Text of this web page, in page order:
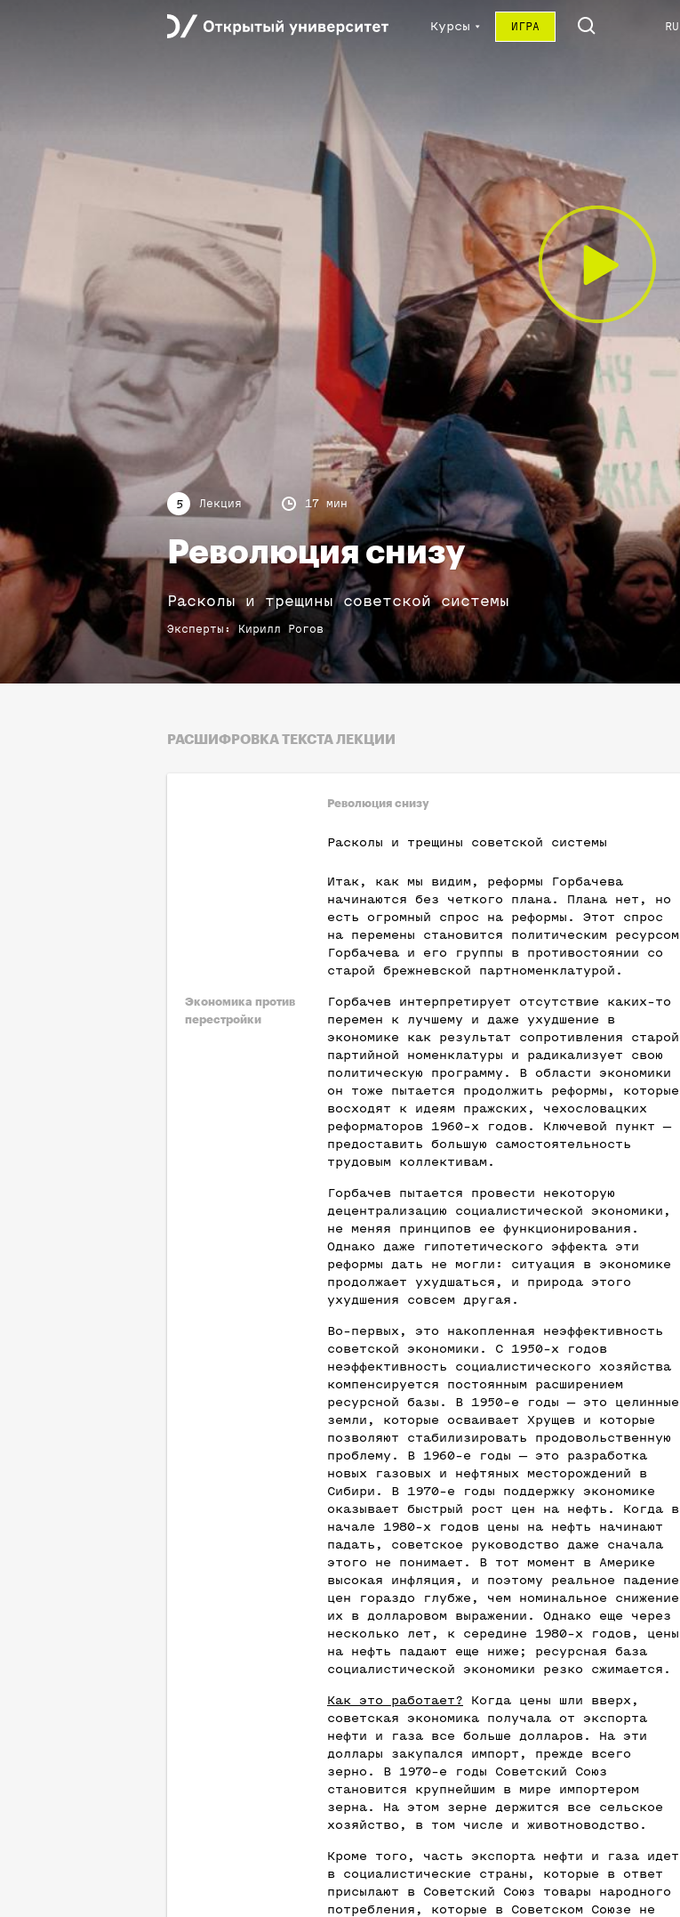
Курсы ИГРА RU
5 Лекция 17 мин
Революция снизу
Расколы и трещины советской системы
Эксперты :Кирилл Рогов
РАСШИФРОВКА ТЕКСТА ЛЕКЦИИ
Революция снизу
Расколы и трещины советской системы
Итак, как мы видим, реформы Горбачева
начинаются без четкого плана. Плана нет, но
есть огромный спрос на реформы. Этот спрос
на перемены становится политическим ресурсом
Горбачева и его группы в противостоянии со
старой брежневской партноменклатурой.
Экономика против
перестройки
Горбачев интерпретирует отсутствие каких-то
перемен к лучшему и даже ухудшение в
экономике как результат сопротивления старой
партийной номенклатуры и радикализует свою
политическую программу. В области экономики
он тоже пытается продолжить реформы, которые
восходят к идеям пражских, чехословацких
реформаторов 1960-х годов. Ключевой пункт —
предоставить большую самостоятельность
трудовым коллективам.
Горбачев пытается провести некоторую
децентрализацию социалистической экономики,
не меняя принципов ее функционирования.
Однако даже гипотетического эффекта эти
реформы дать не могли: ситуация в экономике
продолжает ухудшаться, и природа этого
ухудшения совсем другая.
Во-первых, это накопленная неэффективность
советской экономики. С 1950-х годов
неэффективность социалистического хозяйства
компенсируется постоянным расширением
ресурсной базы. В 1950-е годы — это целинные
земли, которые осваивает Хрущев и которые
позволяют стабилизировать продовольственную
проблему. В 1960-е годы — это разработка
новых газовых и нефтяных месторождений в
Сибири. В 1970-е годы поддержку экономике
оказывает быстрый рост цен на нефть. Когда в
начале 1980-х годов цены на нефть начинают
падать, советское руководство даже сначала
этого не понимает. В тот момент в Америке
высокая инфляция, и поэтому реальное падение
цен гораздо глубже, чем номинальное снижение
их в долларовом выражении. Однако еще через
несколько лет, к середине 1980-х годов, цены
на нефть падают еще ниже; ресурсная база
социалистической экономики резко сжимается.
Как это работает? Когда цены шли вверх,
советская экономика получала от экспорта
нефти и газа все больше долларов. На эти
доллары закупался импорт, прежде всего
зерно. В 1970-е годы Советский Союз
становится крупнейшим в мире импортером
зерна. На этом зерне держится все сельское
хозяйство, в том числе и животноводство.
Кроме того, часть экспорта нефти и газа идет
в социалистические страны, которые в ответ
присылают в Советский Союз товары народного
потребления, которые в Советском Союзе не